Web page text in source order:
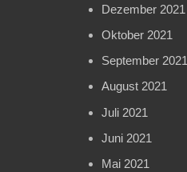
Dezember 2021
Oktober 2021
September 2021
August 2021
Juli 2021
Juni 2021
Mai 2021